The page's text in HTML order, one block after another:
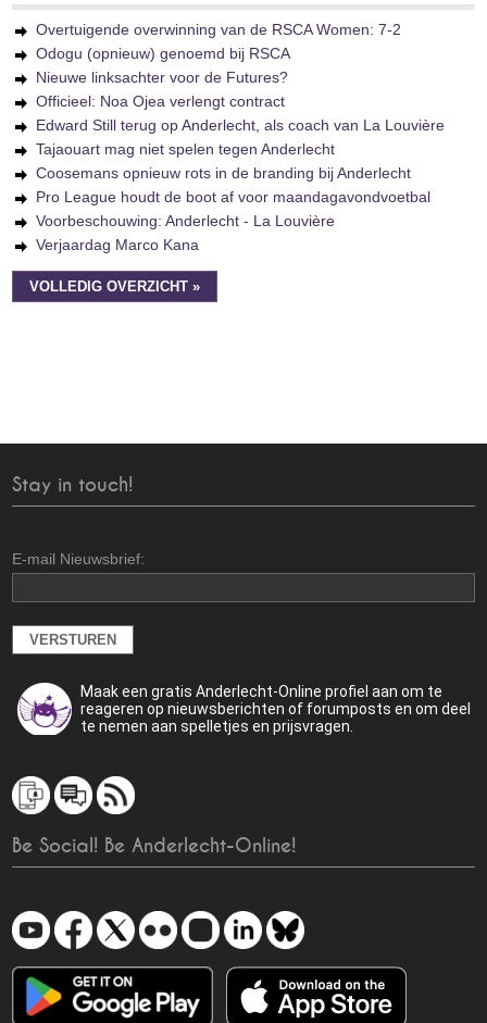
Overtuigende overwinning van de RSCA Women: 7-2
Odogu (opnieuw) genoemd bij RSCA
Nieuwe linksachter voor de Futures?
Officieel: Noa Ojea verlengt contract
Edward Still terug op Anderlecht, als coach van La Louvière
Tajaouart mag niet spelen tegen Anderlecht
Coosemans opnieuw rots in de branding bij Anderlecht
Pro League houdt de boot af voor maandagavondvoetbal
Voorbeschouwing: Anderlecht - La Louvière
Verjaardag Marco Kana
VOLLEDIG OVERZICHT »
Stay in touch!
E-mail Nieuwsbrief:
Maak een gratis Anderlecht-Online profiel aan om te
reageren op nieuwsberichten of forumposts en om deel
te nemen aan spelletjes en prijsvragen.
Be Social! Be Anderlecht-Online!